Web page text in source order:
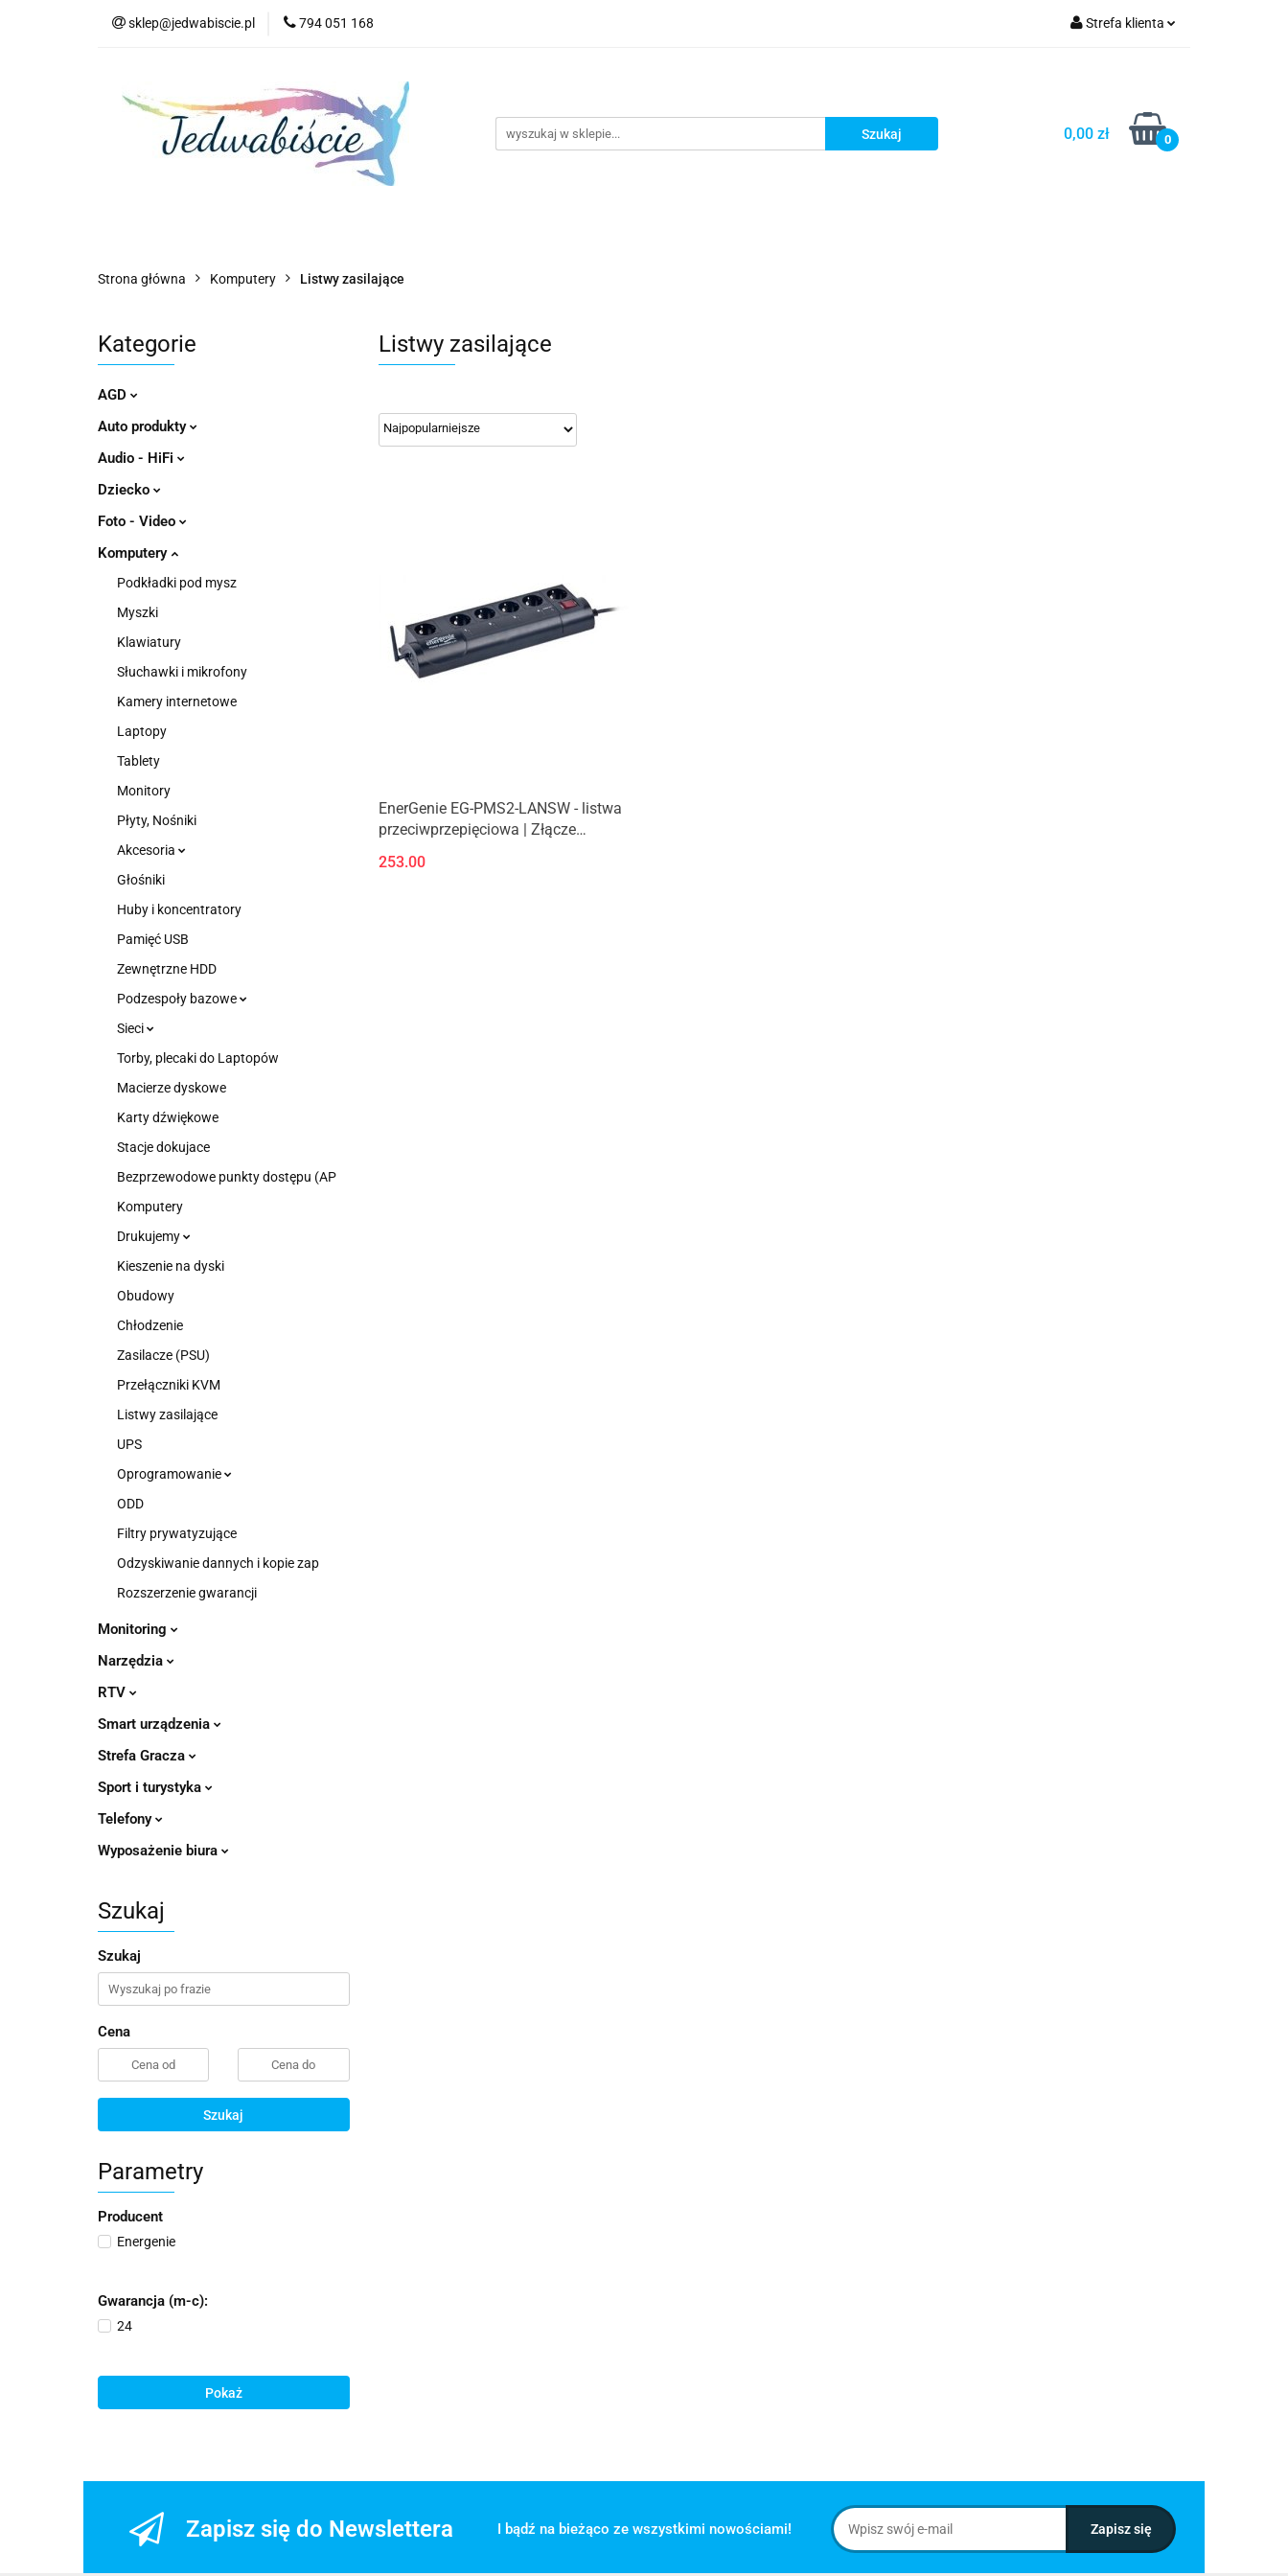
sklep@jedwabiscie.pl 794 051 168 Strefa klienta
Dodaj zgłoszenie
0,00 zł 0
Nowości
Strona główna Komputery Listwy zasilające
Kategorie
AGD
Auto produkty
Audio - HiFi
Dziecko
Foto - Video
Komputery
Podkładki pod mysz
Myszki
Klawiatury
Słuchawki i mikrofony
Kamery internetowe
Laptopy
Tablety
Monitory
Płyty, Nośniki
Akcesoria
Głośniki
Huby i koncentratory
Pamięć USB
Zewnętrzne HDD
Podzespoły bazowe
Sieci
Torby, plecaki do Laptopów
Macierze dyskowe
Karty dźwiękowe
Stacje dokujace
Bezprzewodowe punkty dostępu (AP
Komputery
Drukujemy
Kieszenie na dyski
Obudowy
Chłodzenie
Zasilacze (PSU)
Przełączniki KVM
Listwy zasilające
UPS
Oprogramowanie
ODD
Filtry prywatyzujące
Odzyskiwanie dannych i kopie zap
Rozszerzenie gwarancji
Monitoring
Narzędzia
RTV
Smart urządzenia
Strefa Gracza
Sport i turystyka
Telefony
Wyposażenie biura
Szukaj
Szukaj
Cena
Szukaj
Parametry
Producent
Energenie
Gwarancja (m-c):
24
Pokaż
Listwy zasilające
Produkt niedostępny
EnerGenie EG-PMS2-LANSW - listwa
przeciwprzepięciowa | Złącze
253.00
Zapisz się do Newslettera I bądź na bieżąco ze wszystkimi nowościami!